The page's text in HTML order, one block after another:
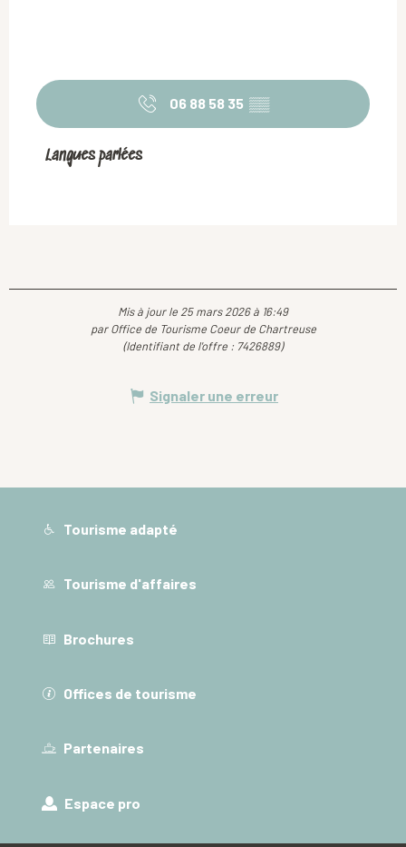
06 88 58 35 ▒▒
Langues parlées
Langues parlées
Mis à jour le 25 mars 2026 à 16:49
par Office de Tourisme Coeur de Chartreuse
(Identifiant de l'offre : 7426889)
Signaler une erreur
Tourisme adapté
Tourisme d'affaires
Brochures
Offices de tourisme
Partenaires
Espace pro